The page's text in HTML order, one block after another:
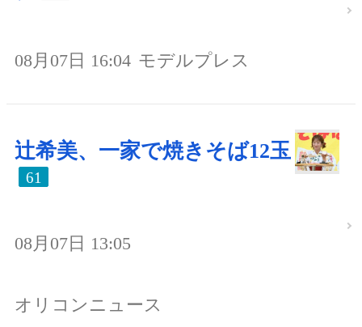
08月07日 16:04 モデルプレス
辻希美、一家で焼きそば12玉
61
08月07日 13:05
オリコンニュース